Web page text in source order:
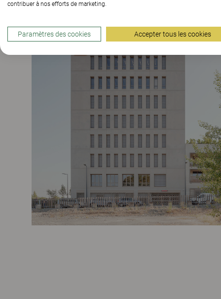
contribuer à nos efforts de marketing.
Paramètres des cookies Accepter tous les cookies